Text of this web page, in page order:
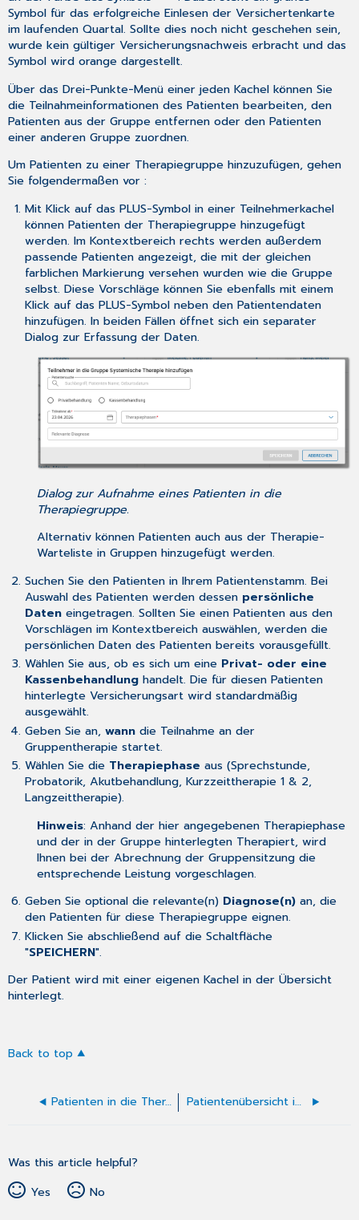
Symbol für das erfolgreiche Einlesen der Versichertenkarte
im laufenden Quartal. Sollte dies noch nicht geschehen sein,
wurde kein gültiger Versicherungsnachweis erbracht und das
Symbol wird orange dargestellt.
Über das Drei-Punkte-Menü einer jeden Kachel können Sie
die Teilnahmeinformationen des Patienten bearbeiten, den
Patienten aus der Gruppe entfernen oder den Patienten
einer anderen Gruppe zuordnen.
Um Patienten zu einer Therapiegruppe hinzuzufügen, gehen
Sie folgendermaßen vor :
Mit Klick auf das PLUS-Symbol in einer Teilnehmerkachel
können Patienten der Therapiegruppe hinzugefügt
werden. Im Kontextbereich rechts werden außerdem
passende Patienten angezeigt, die mit der gleichen
farblichen Markierung versehen wurden wie die Gruppe
selbst. Diese Vorschläge können Sie ebenfalls mit einem
Klick auf das PLUS-Symbol neben den Patientendaten
hinzufügen. In beiden Fällen öffnet sich ein separater
Dialog zur Erfassung der Daten.
Dialog zur Aufnahme eines Patienten in die
Therapiegruppe.
Alternativ können Patienten auch aus der Therapie-
Warteliste in Gruppen hinzugefügt werden.
Suchen Sie den Patienten in Ihrem Patientenstamm. Bei
Auswahl des Patienten werden dessen persönliche
Dateneingetragen. Sollten Sie einen Patienten aus den
Vorschlägen im Kontextbereich auswählen, werden die
persönlichen Daten des Patienten bereits vorausgefüllt.
Wählen Sie aus, ob es sich um eine Privat- oder eine
Kassenbehandlunghandelt. Die für diesen Patienten
hinterlegte Versicherungsart wird standardmäßig
ausgewählt.
Geben Sie an, wanndie Teilnahme an der
Gruppentherapie startet.
Wählen Sie die Therapiephase aus (Sprechstunde,
Probatorik, Akutbehandlung, Kurzzeittherapie 1 & 2,
Langzeittherapie).
Hinweis: Anhand der hier angegebenen Therapiephase
und der in der Gruppe hinterlegten Therapiert, wird
Ihnen bei der Abrechnung der Gruppensitzung die
entsprechende Leistung vorgeschlagen.
Geben Sie optional die relevante(n) Diagnose(n)an, die
den Patienten für diese Therapiegruppe eignen.
Klicken Sie abschließend auf die Schaltfläche
"SPEICHERN".
Der Patient wird mit einer eigenen Kachel in der Übersicht
hinterlegt.
Back to top
Patienten in die Therapie aufnehmen Patientenübersicht in der Therapie
Was this article helpful?
Yes
No